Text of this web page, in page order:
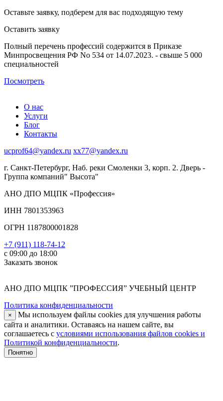
Оставьте заявку, подберем для вас подходящую тему
Оставить заявку
Полный перечень профессий содержится в Приказе
Минпросвещения РФ No 534 от 14.07.2023. - свыше 5 000
специальностей
Посмотреть
О нас
Услуги
Блог
Контакты
ucprof64@yandex.ru xx77@yandex.ru
г. Санкт-Петербург, Наб. реки Смоленки 3, корп. 2. Дверь -
Группа компаний" Высота"
АНО ДПО МЦПК «Профессия»
ИНН 7801353963
ОГРН 1187800001828
+7 (911) 118-74-12
с 09:00 до 18:00
Заказать звонок
АНО ДПО МЦПК ”ПРОФЕССИЯ” УЧЕБНЫЙ ЦЕНТР
Политика конфиденциальности
×
Мы используем файлы cookies для улучшения работы
сайта и аналитики. Оставаясь на нашем сайте, вы
соглашаетесь с условиями использования файлов cookies и
Политикой конфиденциальности.
Понятно